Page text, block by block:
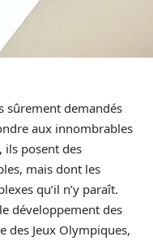
sûrement demandés
aux innombrables
ils posent des
mais dont les
qu’il n’y paraît.
développement des
des Jeux Olympiques,